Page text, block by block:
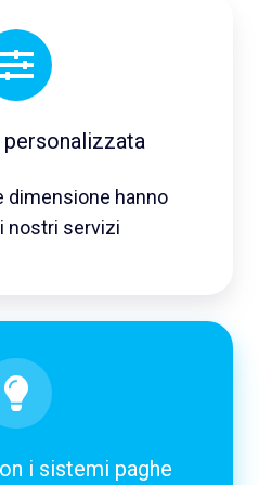
personalizzata
dimensione hanno
nostri servizi
i sistemi paghe